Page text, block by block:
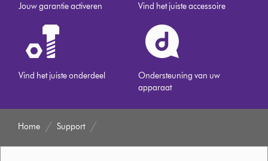
Jouw garantie activeren Vind het juiste accessoire
Vind het juiste onderdeel
Ondersteuning van uw
apparaat
Home Support